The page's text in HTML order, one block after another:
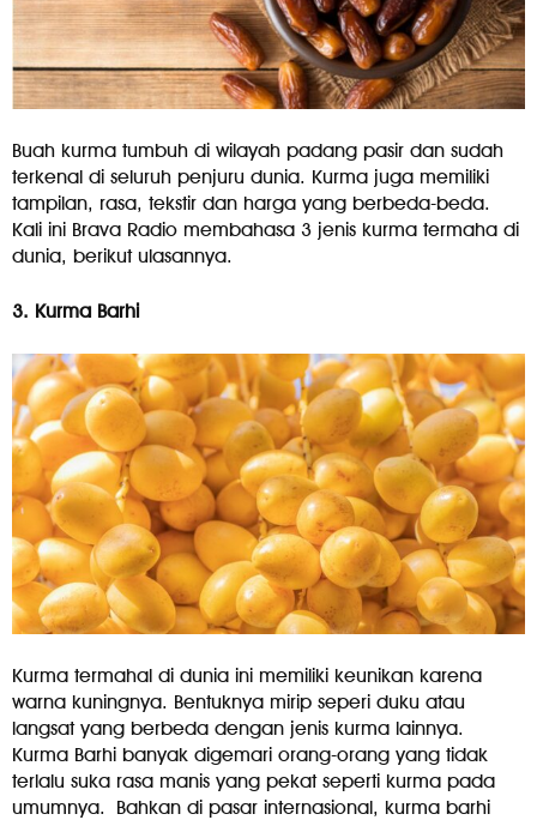
Buah kurma tumbuh di wilayah padang pasir dan sudah
terkenal di seluruh penjuru dunia. Kurma juga memiliki
tampilan, rasa, tekstir dan harga yang berbeda-beda.
Kali ini Brava Radio membahasa 3 jenis kurma termaha di
dunia, berikut ulasannya.
3. Kurma Barhi
Kurma termahal di dunia ini memiliki keunikan karena
warna kuningnya. Bentuknya mirip seperi duku atau
langsat yang berbeda dengan jenis kurma lainnya.
Kurma Barhi banyak digemari orang-orang yang tidak
terlalu suka rasa manis yang pekat seperti kurma pada
umumnya. Bahkan di pasar internasional, kurma barhi